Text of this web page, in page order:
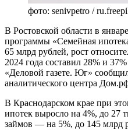
фото: senivpetro /
В Ростовской области в
программы «Семейная
65 млрд рублей, рост
2024 года составил 28% и
«Деловой газете. Юг»
аналитического центра
В Краснодарском крае при
ипотек выросло на 4%, до 27
займов — на 5%, до 145 млрд